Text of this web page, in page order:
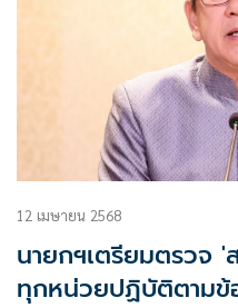
12 เมษายน 2568
นายกฯเตรียมตรวจ '
ทุกหน่วยปฏิบัติตามข้